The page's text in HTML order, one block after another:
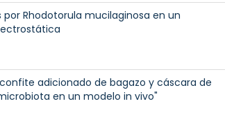
Rhodotorula mucilaginosa en un
adicionado de bagazo y cáscara de
en un modelo in vivo"